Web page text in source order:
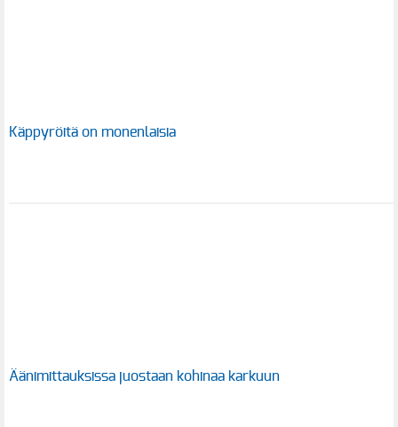
Käppyröitä on monenlaisia
Äänimittauksissa juostaan kohinaa karkuun